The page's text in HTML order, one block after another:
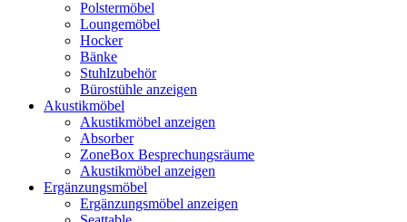
Polstermöbel
Loungemöbel
Hocker
Bänke
Stuhlzubehör
Bürostühle anzeigen
Akustikmöbel
Akustikmöbel anzeigen
Absorber
ZoneBox Besprechungsräume
Akustikmöbel anzeigen
Ergänzungsmöbel
Ergänzungsmöbel anzeigen